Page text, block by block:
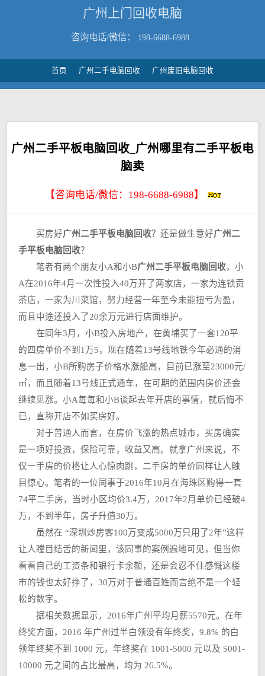
广州上门回收电脑
咨询电话/微信： 198-6688-6988
首页 广州二手电脑回收 广州废旧电脑回收
广州二手平板电脑回收_广州哪里有二手平板电
脑卖
【咨询电话/微信： 198-6688-6988】
买房好广州二手平板电脑回收？还是做生意好广州二
手平板电脑回收？
笔者有两个朋友小A和小B广州二手平板电脑回收，小
A在2016年4月一次性投入40万开了两家店，一家为连锁贡
茶店，一家为川菜馆，努力经营一年至今未能扭亏为盈，
而且中途还投入了20余万元进行店面维护。
在同年3月，小B投入房地产，在黄埔买了一套120平
的四房单价不到1万5，现在随着13号线地铁今年必通的消
息一出，小B所购房子价格水涨船高，目前已涨至23000元/
㎡，而且随着13号线正式通车，在可期的范围内房价还会
继续见涨。小A每每和小B谈起去年开店的事情，就后悔不
已，直称开店不如买房好。
对于普通人而言，在房价飞涨的热点城市，买房确实
是一项好投资，保险可靠，收益又高。就拿广州来说，不
仅一手房的价格让人心惊肉跳，二手房的单价同样让人触
目惊心。笔者的一位同事于2016年10月在海珠区购得一套
74平二手房，当时小区均价3.4万，2017年2月单价已经破4
万，不到半年，房子升值30万。
虽然在 “深圳炒房客100万变成5000万只用了2年”这样
让人瞠目结舌的新闻里，该同事的案例遍地可见，但当你
看看自己的工资条和银行卡余额，还是会忍不住感慨这楼
市的钱也太好挣了，30万对于普通百姓而言绝不是一个轻
松的数字。
据相关数据显示，2016年广州平均月薪5570元。在年
终奖方面，2016 年广州过半白领没有年终奖，9.8% 的白
领年终奖不到 1000 元，年终奖在 1001-5000 元以及 5001-
10000 元之间的占比最高，均为 26.5%。